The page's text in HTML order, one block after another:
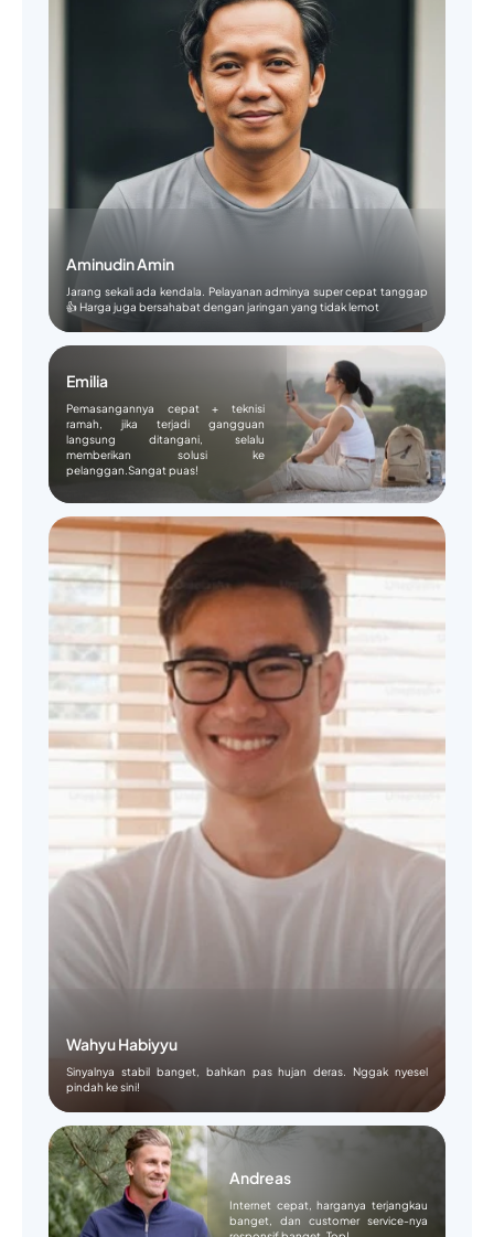
Aminudin Amin
Jarang sekali ada kendala. Pelayanan adminya super cepat tanggap
👍 Harga juga bersahabat dengan jaringan yang tidak lemot
Emilia
Pemasangannya cepat + teknisi
ramah, jika terjadi gangguan
langsung ditangani, selalu
memberikan solusi ke
pelanggan.Sangat puas!
Wahyu Habiyyu
Sinyalnya stabil banget, bahkan pas hujan deras. Nggak nyesel
pindah ke sini!
Andreas
Internet cepat, harganya terjangkau
banget, dan customer service-nya